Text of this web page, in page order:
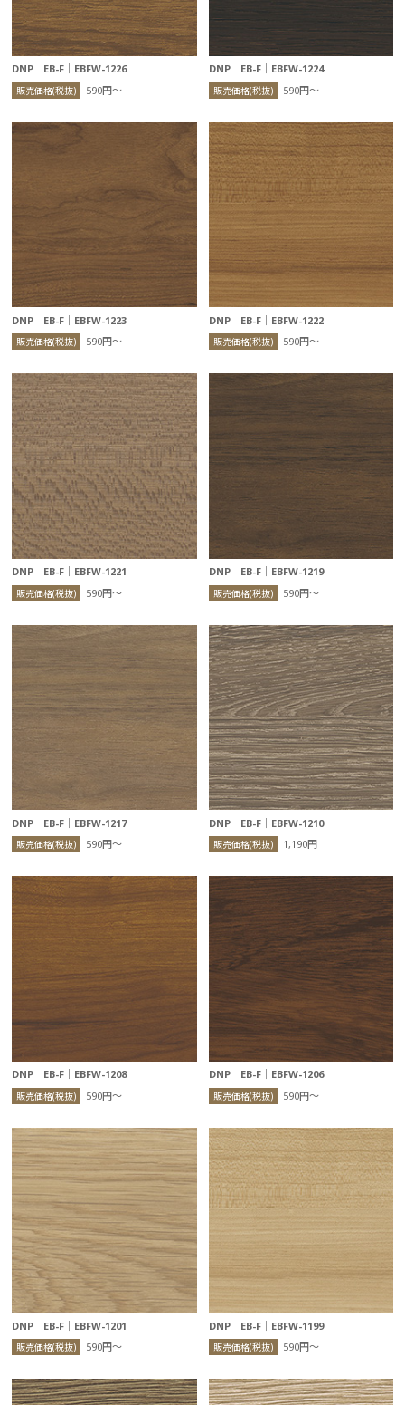
DNP EB-F｜EBFW-1226
販売価格(税抜) 590円〜
DNP EB-F｜EBFW-1224
販売価格(税抜) 590円〜
DNP EB-F｜EBFW-1223
販売価格(税抜) 590円〜
DNP EB-F｜EBFW-1222
販売価格(税抜) 590円〜
DNP EB-F｜EBFW-1221
販売価格(税抜) 590円〜
DNP EB-F｜EBFW-1219
販売価格(税抜) 590円〜
DNP EB-F｜EBFW-1217
販売価格(税抜) 590円〜
DNP EB-F｜EBFW-1210
販売価格(税抜) 1,190円
DNP EB-F｜EBFW-1208
販売価格(税抜) 590円〜
DNP EB-F｜EBFW-1206
販売価格(税抜) 590円〜
DNP EB-F｜EBFW-1201
販売価格(税抜) 590円〜
DNP EB-F｜EBFW-1199
販売価格(税抜) 590円〜